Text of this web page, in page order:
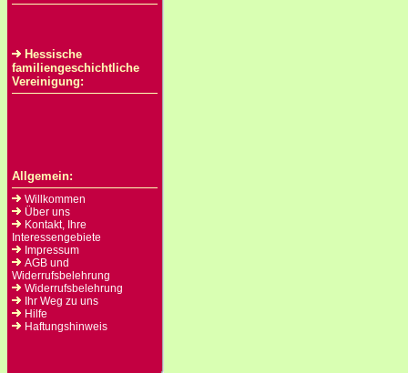
Hessische
familiengeschichtliche
Vereinigung:
Allgemein:
Willkommen
Über uns
Kontakt, Ihre
Interessengebiete
Impressum
AGB und
Widerrufsbelehrung
Widerrufsbelehrung
Ihr Weg zu uns
Hilfe
Haftungshinweis